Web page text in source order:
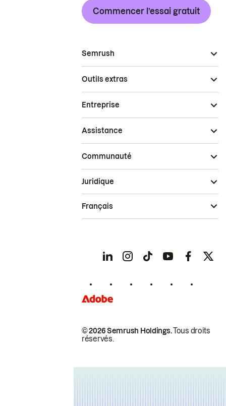
Commencer l’essai gratuit
Semrush
Outils extras
Entreprise
Assistance
Communauté
© 2026 Semrush Holdings.Tous droits
réservés.
Juridique
Français